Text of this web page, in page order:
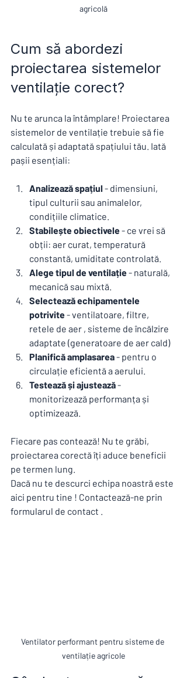
agricolă
Cum să abordezi
proiectarea sistemelor
ventilație corect?
Nu te arunca la întâmplare! Proiectarea
sistemelor de ventilație trebuie să fie
calculată și adaptată spațiului tău. Iată
pașii esențiali:
Analizează spațiul - dimensiuni,
tipul culturii sau animalelor,
condițiile climatice.
Stabilește obiectivele - ce vrei să
obții: aer curat, temperatură
constantă, umiditate controlată.
Alege tipul de ventilație - naturală,
mecanică sau mixtă.
Selectează echipamentele
potrivite - ventilatoare, filtre,
retele de aer , sisteme de încălzire
adaptate (generatoare de aer cald)
Planifică amplasarea - pentru o
circulație eficientă a aerului.
Testează și ajustează -
monitorizează performanța și
optimizează.
Fiecare pas contează! Nu te grăbi,
proiectarea corectă îți aduce beneficii
pe termen lung.
Dacă nu te descurci echipa noastră este
aici pentru tine ! Contactează-ne prin
formularul de contact .
Ventilator performant pentru sisteme de
ventilație agricole